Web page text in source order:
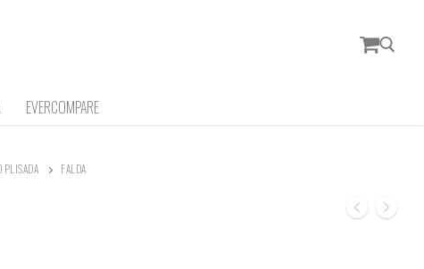
EVERCOMPARE
PLISADA FALDA